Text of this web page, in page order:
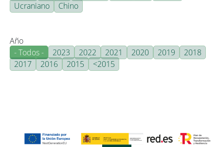
Ucraniano
Chino
Año
- Todos -
2023 2022 2021 2020 2019
2018
2017
2016 2015 <2015